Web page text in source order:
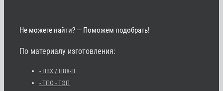
Не можете найти? — Поможем подобрать!
По материалу изготовления:
- ПВХ / ПВХ-П
- ТПО - ТЭП